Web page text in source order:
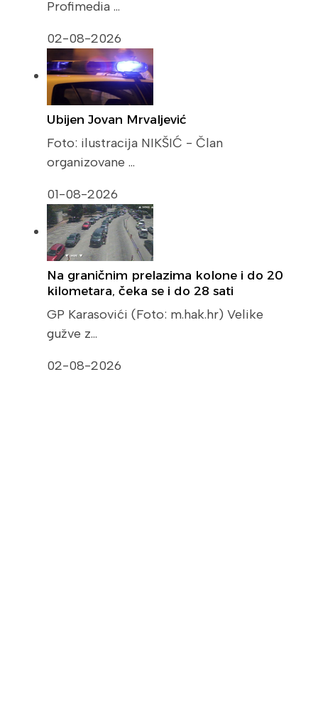
Profimedia …
02-08-2026
Ubijen Jovan Mrvaljević
Foto: ilustracija NIKŠIĆ - Član
organizovane …
01-08-2026
Na graničnim prelazima kolone i do 20
kilometara, čeka se i do 28 sati
GP Karasovići (Foto: m.hak.hr) Velike
gužve z…
02-08-2026